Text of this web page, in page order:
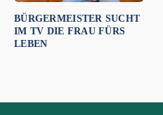
BÜRGERMEISTER SUCHT
IM TV DIE FRAU FÜRS
LEBEN